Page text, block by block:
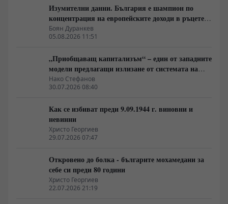
Изумителни данни. България е шампион по
концентрация на европейските доходи в ръцете
на най-богатия 1%, надминава и САЩ
Боян Дуранкев
05.08.2026 11:51
„Приобщаващ капитализъм“ – един от западните
модели предлагащи излизане от системата на
неолиберализма
Нако Стефанов
30.07.2026 08:40
Как се избиват преди 9.09.1944 г. виновни и
невинни
Христо Георгиев
29.07.2026 07:47
Откровено до болка - българите мохамедани за
себе си преди 80 години
Христо Георгиев
22.07.2026 21:19